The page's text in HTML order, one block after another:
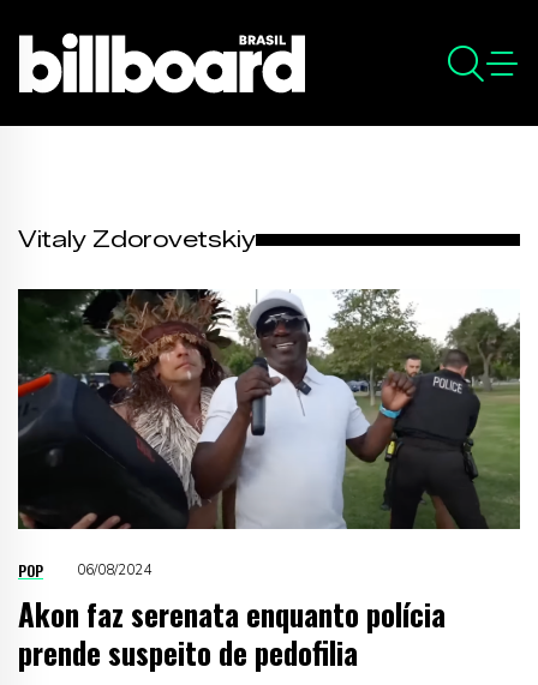
Vitaly Zdorovetskiy
POP 06/08/2024
Akon faz serenata enquanto polícia
prende suspeito de pedofilia